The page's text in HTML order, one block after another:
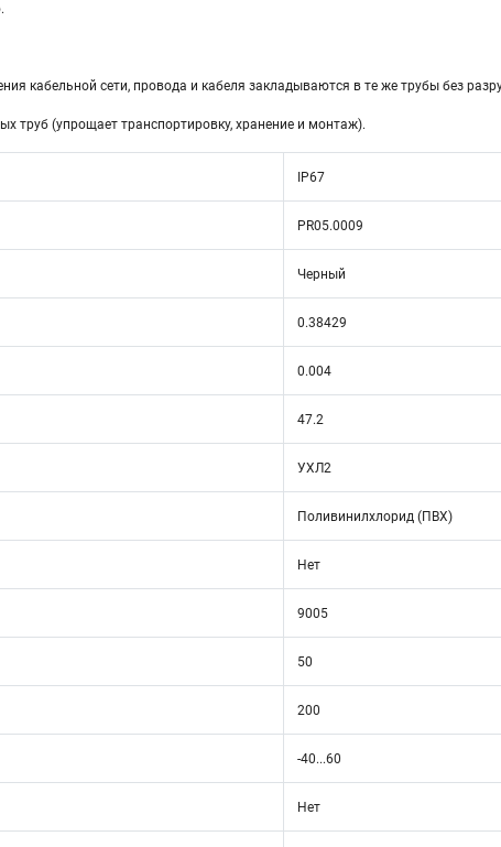
кабельной сети, провода и кабеля закладываются в те же трубы без
труб (упрощает транспортировку, хранение и монтаж).
IP67
PR05.0009
Черный
0.38429
0.004
47.2
УХЛ2
Поливинилхлорид (ПВХ)
Нет
9005
50
200
-40...60
Нет